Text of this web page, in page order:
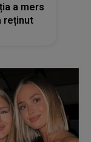
a mers
reținut